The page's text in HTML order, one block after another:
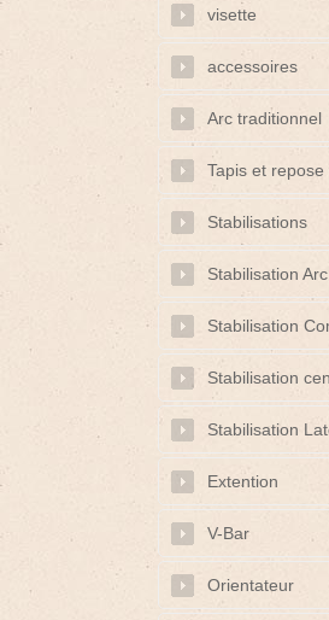
visette
accessoires
Arc traditionnel
Tapis et repose
Stabilisations
Stabilisation
Stabilisation
Stabilisation
Stabilisation
Extention
V-Bar
Orientateur